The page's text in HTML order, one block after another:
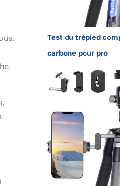
Test du trépied
carbone pour pro